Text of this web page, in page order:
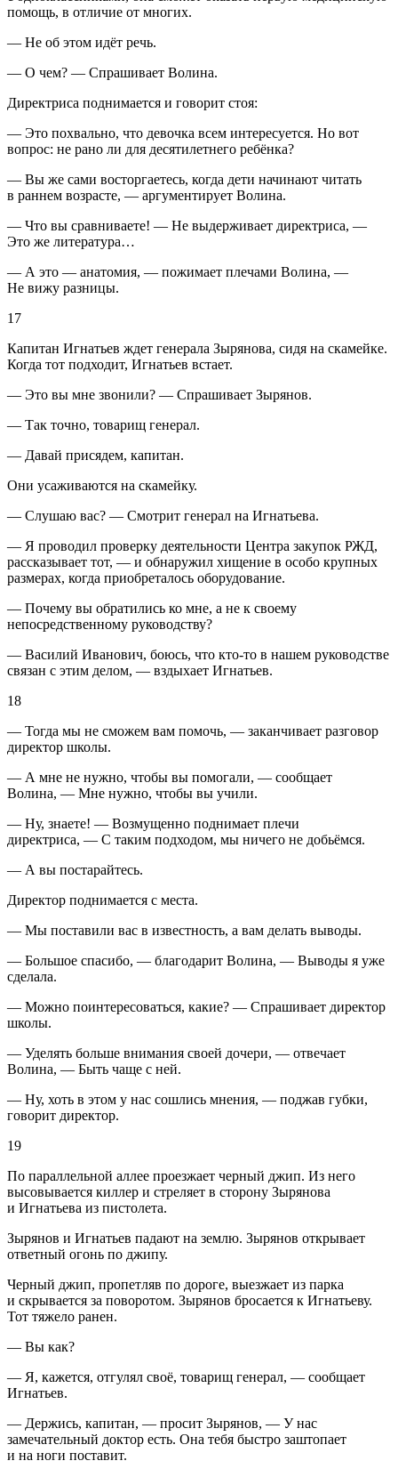
помощь, в отличие от многих.
— Не об этом идёт речь.
— О чем? — Спрашивает Волина.
Директриса поднимается и говорит стоя:
— Это похвально, что девочка всем интересуется. Но вот
вопрос: не рано ли для десятилетнего ребёнка?
— Вы же сами восторгаетесь, когда дети начинают читать
в раннем возрасте, — аргументирует Волина.
— Что вы сравниваете! — Не выдерживает директриса, —
Это же литература…
— А это — анатомия, — пожимает плечами Волина, —
Не вижу разницы.
17
Капитан Игнатьев ждет генерала Зырянова, сидя на скамейке.
Когда тот подходит, Игнатьев встает.
— Это вы мне звонили? — Спрашивает Зырянов.
— Так точно, товарищ генерал.
— Давай присядем, капитан.
Они усаживаются на скамейку.
— Слушаю вас? — Смотрит генерал на Игнатьева.
— Я проводил проверку деятельности Центра закупок РЖД,
рассказывает тот, — и обнаружил хищение в особо крупных
размерах, когда приобреталось оборудование.
— Почему вы обратились ко мне, а не к своему
непосредственному руководству?
— Василий Иванович, боюсь, что кто-то в нашем руководстве
связан с этим делом, — вздыхает Игнатьев.
18
— Тогда мы не сможем вам помочь, — заканчивает разговор
директор школы.
— А мне не нужно, чтобы вы помогали, — сообщает
Волина, — Мне нужно, чтобы вы учили.
— Ну, знаете! — Возмущенно поднимает плечи
директриса, — С таким подходом, мы ничего не добьёмся.
— А вы постарайтесь.
Директор поднимается с места.
— Мы поставили вас в известность, а вам делать выводы.
— Большое спасибо, — благодарит Волина, — Выводы я уже
сделала.
— Можно поинтересоваться, какие? — Спрашивает директор
школы.
— Уделять больше внимания своей дочери, — отвечает
Волина, — Быть чаще с ней.
— Ну, хоть в этом у нас сошлись мнения, — поджав губки,
говорит директор.
19
По параллельной аллее проезжает черный джип. Из него
высовывается киллер и стреляет в сторону Зырянова
и Игнатьева из пистолета.
Зырянов и Игнатьев падают на землю. Зырянов открывает
ответный огонь по джипу.
Черный джип, пропетляв по дороге, выезжает из парка
и скрывается за поворотом. Зырянов бросается к Игнатьеву.
Тот тяжело ранен.
— Вы как?
— Я, кажется, отгулял своё, товарищ генерал, — сообщает
Игнатьев.
— Держись, капитан, — просит Зырянов, — У нас
замечательный доктор есть. Она тебя быстро заштопает
и на ноги поставит.